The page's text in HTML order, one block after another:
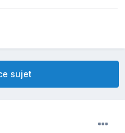
sujet